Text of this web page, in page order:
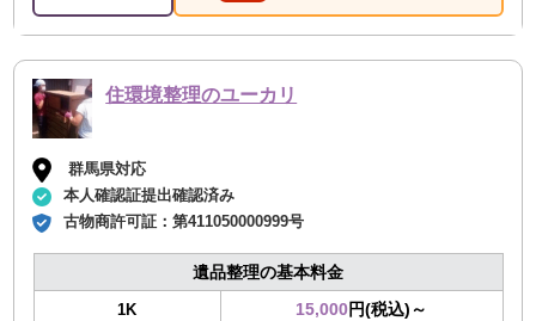
住環境整理のユーカリ
群馬県対応
本人確認証提出確認済み
古物商許可証：第411050000999号
遺品整理の基本料金
1K 15,000円(税込)～